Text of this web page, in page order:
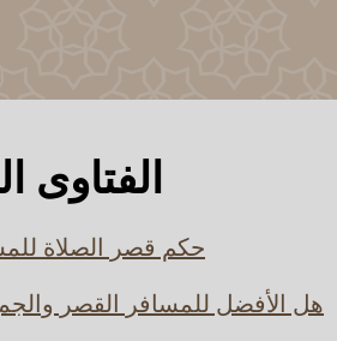
الفتاوى
حكم قصر الصلاة
هل الأفضل للمسافر القصر